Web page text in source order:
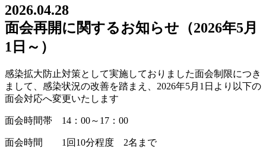
2026.04.28
面会再開に関するお知らせ（2026年5月
1日～）
感染拡大防止対策として実施しておりました面会制限につき
まして、感染状況の改善を踏まえ、2026年5月1日より以下の
面会対応へ変更いたします
面会時間帯 14：00～17：00
面会時間 1回10分程度 2名まで